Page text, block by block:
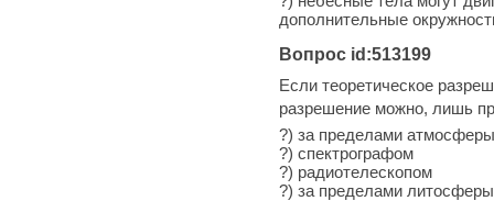
дополнительные
Вопрос id:513199
Если теоретическое
разрешение можно, лишь
?) за пределами атмосферы
?) спектрографом
?) радиотелескопом
?) за пределами литосферы